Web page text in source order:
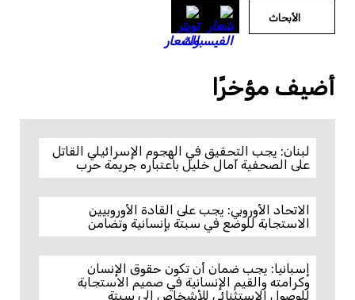
الأبحاث
أضيف مؤخرًا
لبنان: يجب التحقيق في الهجوم الإسرائيلي القاتل
على الصحفية آمال خليل باعتباره جريمة حرب
الاتحاد الأوروبي: يجب على القادة الأوروبيين
الاستجابة للوضع في سبتة بإنسانية وتضامن
إسبانيا: يجب ضمان أن تكون حقوق الإنسان
وكرامته والقيم الإنسانية في صميم الاستجابة
للوصول الاستثنائي للأشخاص إلى سبتة